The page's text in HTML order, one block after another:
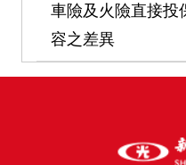
車險及火險直接投
容之差異